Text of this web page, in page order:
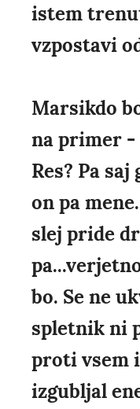
istem
vzpostavi
Marsikdo
na primer -
Res? Pa
on pa
slej pride
bo. Se ne
spletnik ni
proti vsem
izgubljal